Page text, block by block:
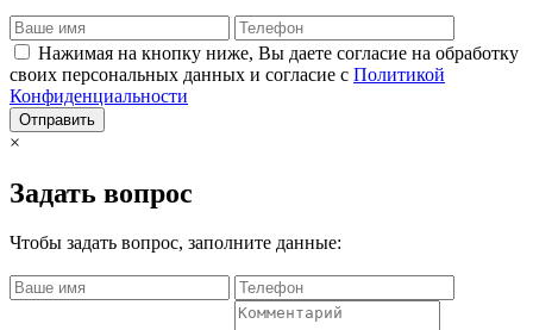
Нажимая на кнопку ниже, Вы даете согласие на обработку
своих персональных данных и согласие с Политикой
Конфиденциальности
Отправить
×
Задать вопрос
Чтобы задать вопрос, заполните данные: